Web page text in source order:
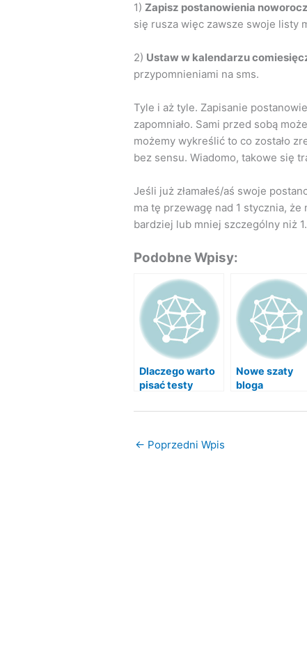
1) Zapisz postanowienia
się rusza więc zawsze swoje listy
2) Ustaw w kalendarzu
przypomnieniami na sms.
Tyle i aż tyle. Zapisanie
zapomniało. Sami przed sobą
możemy wykreślić to co zostało
bez sensu. Wiadomo, takowe się
Jeśli już złamałeś/aś swoje
ma tę przewagę nad 1 stycznia,
bardziej lub mniej szczególny niż
Podobne Wpisy:
Dlaczego warto
pisać testy
Nowe szaty
bloga
← Poprzedni Wpis